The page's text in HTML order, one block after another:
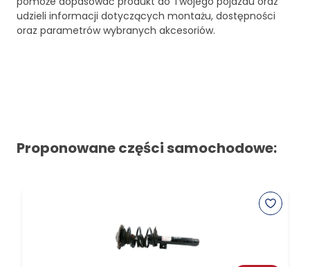
udzieli informacji dotyczących montażu, dostępności
oraz parametrów wybranych akcesoriów.
Proponowane części samochodowe: